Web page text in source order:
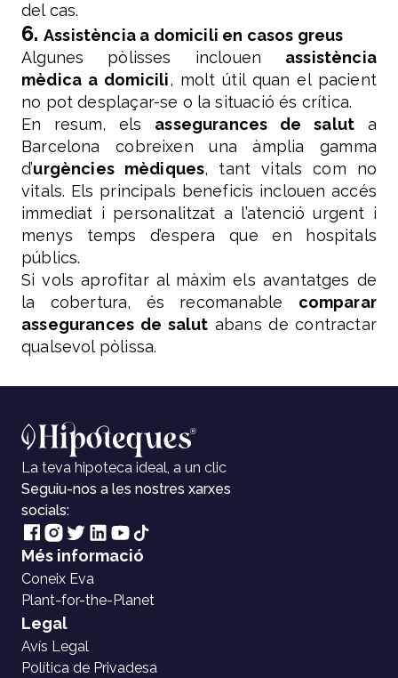
del cas.
6. Assistència a domicili en casos greus
Algunes pòlisses inclouen assistència
mèdica a domicili, molt útil quan el pacient
no pot desplaçar-se o la situació és crítica.
En resum, els assegurances de salut a
Barcelona cobreixen una àmplia gamma
d’urgències mèdiques, tant vitals com no
vitals. Els principals beneficis inclouen accés
immediat i personalitzat a l’atenció urgent i
menys temps d’espera que en hospitals
públics.
Si vols aprofitar al màxim els avantatges de
la cobertura, és recomanable comparar
assegurances de salut abans de contractar
qualsevol pòlissa.
La teva hipoteca ideal, a un clic
Seguiu-nos a les nostres xarxes
socials:
Més informació
Coneix Eva
Plant-for-the-Planet
Legal
Avís Legal
Política de Privadesa